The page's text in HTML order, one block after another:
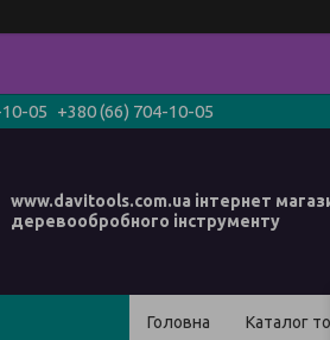
05 +380 (66) 704-10-05
www.davitools.com.ua інтернет
деревообробного інструменту
Головна Каталог